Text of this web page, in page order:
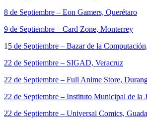
8 de Septiembre – Eon Gamers, Querétaro
9 de Septiembre – Card Zone, Monterrey
1 5 de Septiembre – Bazar de la
22 de Septiembre – SIGAD, Veracruz
22 de Septiembre – Full Anime Store,
22 de Septiembre – Instituto Municipal de la
22 de Septiembre – Universal Comics,